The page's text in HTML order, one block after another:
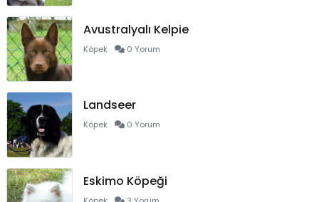
Avustralyalı Kelpie
Köpek 0 Yorum
Landseer
Köpek 0 Yorum
Eskimo Köpeği